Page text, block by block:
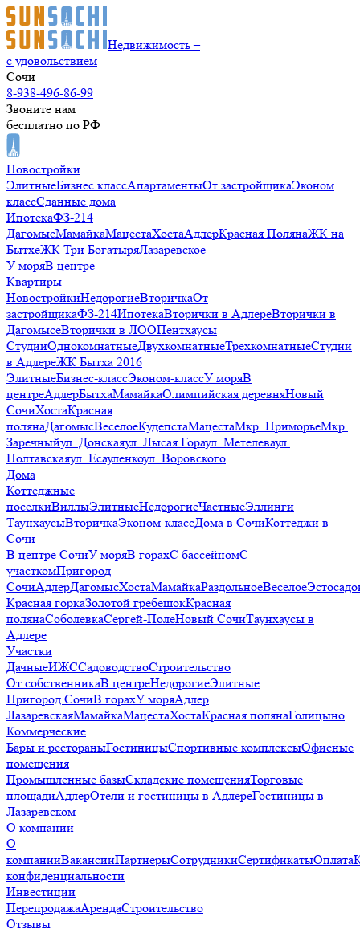
Недвижимость –
с удовольствием
Сочи
8-938-496-86-99
Звоните нам
бесплатно по РФ
Новостройки
ЭлитныеБизнес классАпартаментыОт застройщикаЭконом
классСданные дома
ИпотекаФЗ-214
ДагомысМамайкаМацестаХостаАдлерКрасная ПолянаЖК на
БытхеЖК Три БогатыряЛазаревское
У моряВ центре
Квартиры
НовостройкиНедорогиеВторичкаОт
застройщикаФЗ-214ИпотекаВторички в АдлереВторички в
ДагомысеВторички в ЛООПентхаусы
СтудииОднокомнатныеДвухкомнатныеТрехкомнатныеСтудии
в АдлереЖК Бытха 2016
ЭлитныеБизнес-классЭконом-классУ моряВ
центреАдлерБытхаМамайкаОлимпийская деревняНовый
СочиХостаКрасная
полянаДагомысВеселоеКудепстаМацестаМкр. ПриморьеМкр.
Заречныйул. Донскаяул. Лысая Гораул. Метелеваул.
Полтавскаяул. Есауленкоул. Воровского
Дома
Коттеджные
поселкиВиллыЭлитныеНедорогиеЧастныеЭллинги
ТаунхаусыВторичкаЭконом-классДома в СочиКоттеджи в
Сочи
В центре СочиУ моряВ горахС бассейномС
участкомПригород
СочиАдлерДагомысХостаМамайкаРаздольноеВеселое
Красная горкаЗолотой гребешокКрасная
полянаСоболевкаСергей-ПолеНовый СочиТаунхаусы в
Адлере
Участки
ДачныеИЖССадоводствоСтроительство
От собственникаВ центреНедорогиеЭлитные
Пригород СочиВ горахУ моряАдлер
ЛазаревскаяМамайкаМацестаХостаКрасная полянаГолицыно
Коммерческие
Бары и рестораныГостиницыСпортивные комплексыОфисные
помещения
Промышленные базыСкладские помещенияТорговые
площадиАдлерОтели и гостиницы в АдлереГостиницы в
Лазаревском
О компании
О
компанииВакансииПартнерыСотрудникиСертификатыОплата
конфиденциальности
Инвестиции
ПерепродажаАрендаСтроительство
Отзывы